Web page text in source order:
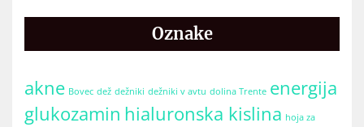
Oznake
akne Bovec dež dežniki dežniki v avtu dolina Trente energija
glukozamin hialuronska kislina hoja za